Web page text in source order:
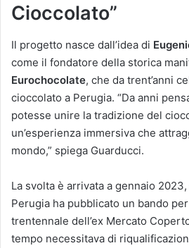
Cioccolato”
Il progetto nasce dall’idea di
come il fondatore della storica
Eurochocolate, che da trent’anni
cioccolato a Perugia. “Da anni
potesse unire la tradizione del
un’esperienza immersiva che
mondo,” spiega Guarducci.
La svolta è arrivata a gennaio
Perugia ha pubblicato un bando
trentennale dell’ex Mercato
tempo necessitava di